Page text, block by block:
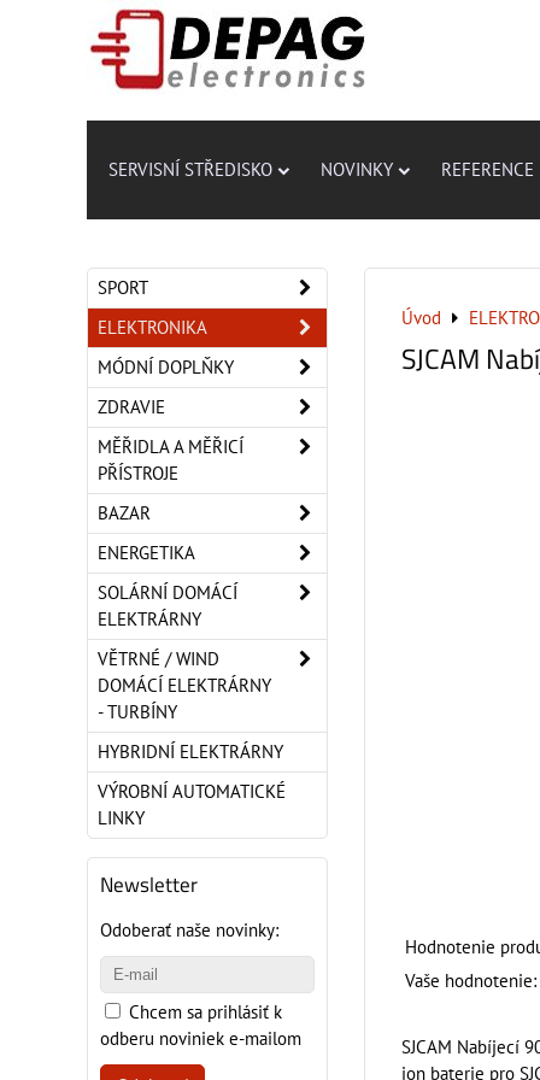
SERVISNÍ STŘEDISKO NOVINKY REFERENCE
Úvod
SJCAM
Hodnotenie
Vaše hodnotenie:
SJCAM Nabíjecí
ion baterie pro
SPORT
ELEKTRONIKA
MÓDNÍ DOPLŇKY
ZDRAVIE
MĚŘIDLA A MĚŘICÍ
PŘÍSTROJE
BAZAR
ENERGETIKA
SOLÁRNÍ DOMÁCÍ
ELEKTRÁRNY
VĚTRNÉ / WIND
DOMÁCÍ ELEKTRÁRNY
- TURBÍNY
HYBRIDNÍ ELEKTRÁRNY
VÝROBNÍ AUTOMATICKÉ
LINKY
Newsletter
Odoberať naše novinky:
Chcem sa prihlásiť k
odberu noviniek e-mailom